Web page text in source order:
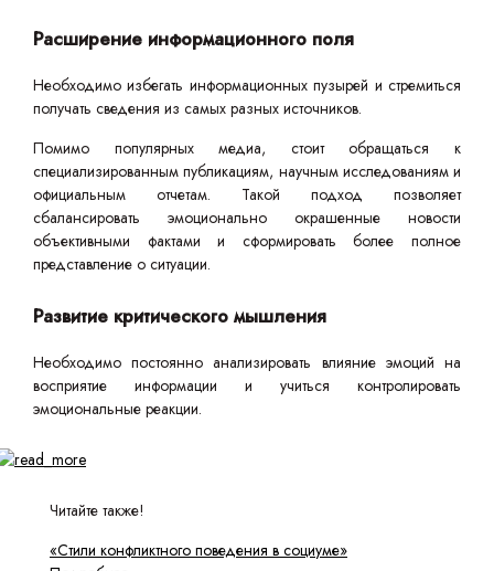
Расширение информационного поля
Необходимо избегать информационных пузырей и стремиться
получать сведения из самых разных источников.
Помимо популярных медиа, стоит обращаться к
специализированным публикациям, научным исследованиям и
официальным отчетам. Такой подход позволяет
сбалансировать эмоционально окрашенные новости
объективными фактами и сформировать более полное
представление о ситуации.
Развитие критического мышления
Необходимо постоянно анализировать влияние эмоций на
восприятие информации и учиться контролировать
эмоциональные реакции.
Читайте также!
«Стили конфликтного поведения в социуме»